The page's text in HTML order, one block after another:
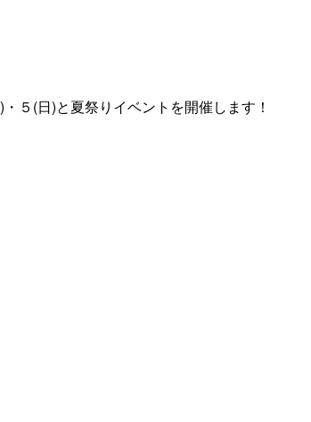
５(日)と夏祭りイベントを開催します！